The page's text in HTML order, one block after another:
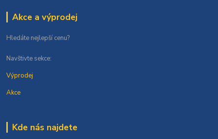
Akce a výprodej
Hledáte nejlepší cenu?
Navštivte sekce:
Výprodej
Akce
Kde nás najdete